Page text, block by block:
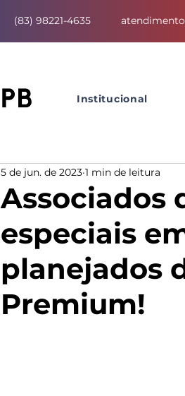
(83) 98221-4635
Institucional
Associados
especiais
planejados
Premium!
5 de jun. de 2023 1 min de leitura